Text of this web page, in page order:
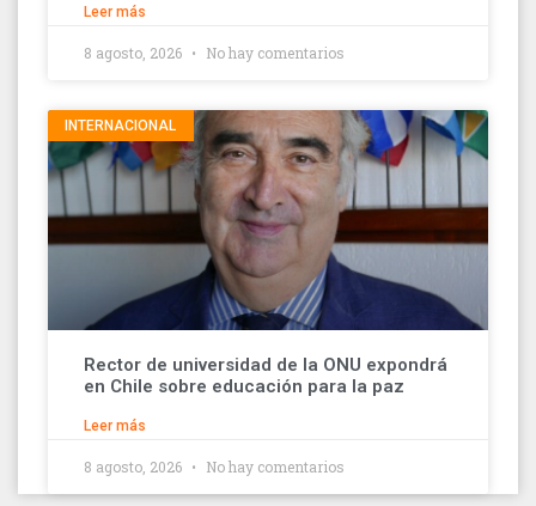
Leer más
8 agosto, 2026 No hay comentarios
INTERNACIONAL
Rector de universidad de la ONU expondrá
en Chile sobre educación para la paz
Leer más
8 agosto, 2026 No hay comentarios